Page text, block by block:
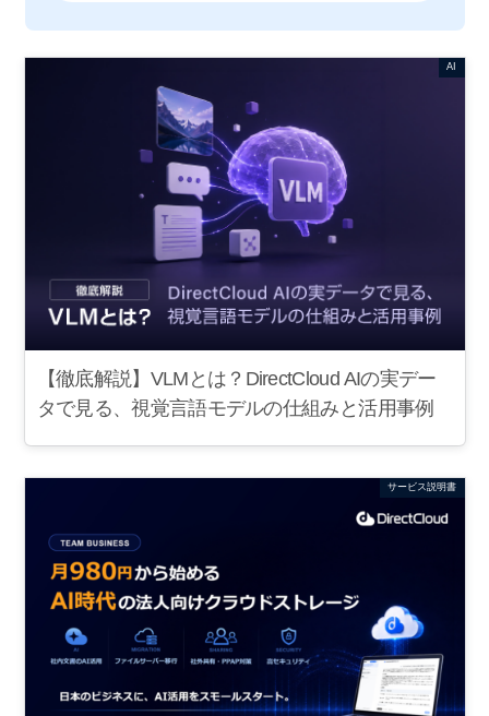
AI
【徹底解説】VLMとは？DirectCloud AIの実デー
タで見る、視覚言語モデルの仕組みと活用事例
サービス説明書